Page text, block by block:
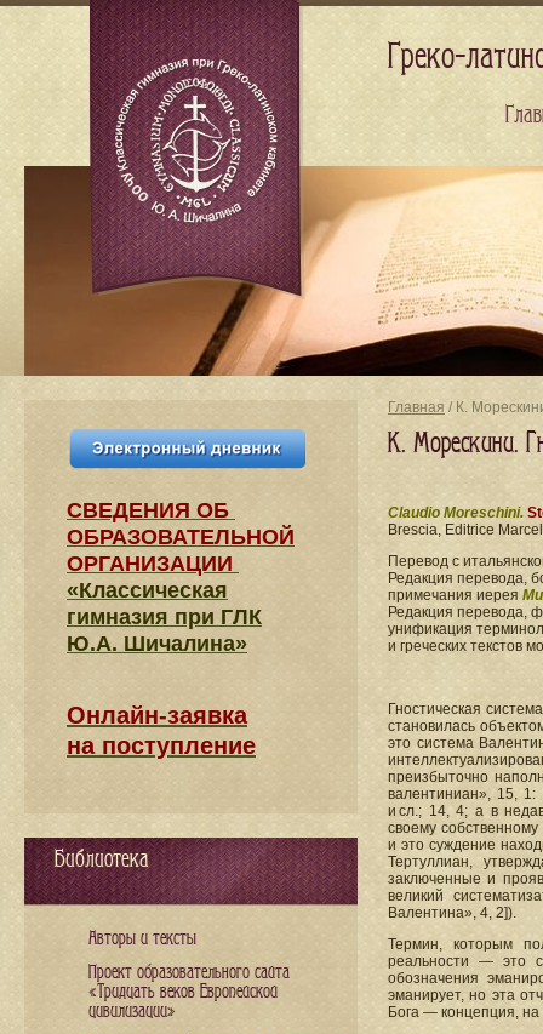
Главная / К.
К. Морескини.
Claudio Moreschini.
Brescia, Editrice
Перевод с
Редакция перевода,
примечания иерея
Редакция перевода,
унификация
и греческих текстов
Гностическая
становилась
это система
преизбыточно
валентиниан», 15, 1:
и сл.; 14, 4; а в
своему
и это суждение
Тертуллиан,
заключенные и
великий
Валентина», 4, 2]).
Термин, которым
реальности — это
обозначения
эманирует, но эта
Бога — концепция, на
СВЕДЕНИЯ​ ОБ
ОБРАЗОВАТЕЛЬНОЙ
ОРГАНИЗАЦИИ
«Классическая
гимназия при ГЛК
Ю.А. Шичалина»
Онлайн-заявка
на поступление
Библиотека
Авторы и тексты
Проект образовательного сайта
«Тридцать веков Европейской
цивилизации»
Греко-